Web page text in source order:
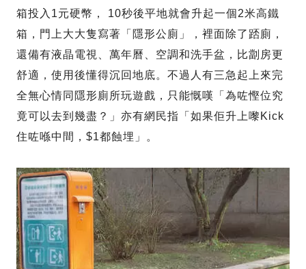
箱投入1元硬幣， 10秒後平地就會升起一個2米高鐵
箱，門上大大隻寫著「隱形公廁」，裡面除了踎廁，
還備有液晶電視、萬年曆、空調和洗手盆，比劏房更
舒適，使用後懂得沉回地底。不過人有三急起上來完
全無心情同隱形廁所玩遊戲，只能慨嘆「為咗慳位究
竟可以去到幾盡？」亦有網民指「如果佢升上嚟Kick
住咗喺中間，$1都蝕埋」。